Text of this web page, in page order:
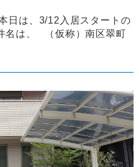
日は、3/12入居スタートの
名は、 （仮称）南区翠町